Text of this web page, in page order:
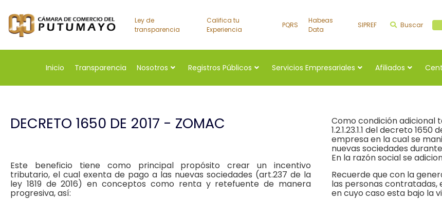
Ley de
transparencia
Califica tu
Experiencia
PQRS
Habeas
Data
SIPREF Buscar
Inicio Transparencia Nosotros Registros Públicos Servicios Empresariales Afiliados
DECRETO 1650 DE 2017 - ZOMAC
Este beneficio tiene como principal propósito crear un incentivo
tributario, el cual exenta de pago a las nuevas sociedades (art.237 de la
ley 1819 de 2016) en conceptos como renta y retefuente de manera
progresiva, así:
Como condición adicional
1.2.1.23.1.1 del decreto
empresa en la cual se
nuevas sociedades
En la razón social se
Recuerde que con la
las personas contratadas,
en cuyo caso esta bajo la